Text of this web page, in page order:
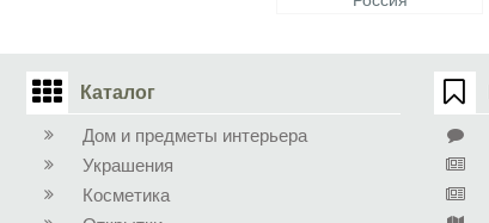
Каталог
Дом и предметы интерьера
Украшения
Косметика